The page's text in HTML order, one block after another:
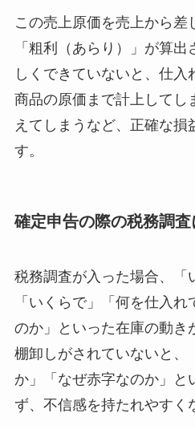
この売上原価を売上から差
「粗利（あらり）」が算
しくできていないと、仕入
商品の原価まで計上してし
えてしまうなど、正確な損
す。
確定申告の際の税務調査
税務調査が入った場合、「
「いくらで」「何を仕入
のか」といった在庫の動き
棚卸しがされていないと、
か」「なぜ赤字なのか」と
ず、不信感を持たれやすく